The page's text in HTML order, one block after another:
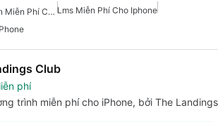
Trình Theo Dõi Thói Quen Miễn Phí Cho Iphone Lms Miễn Phí Cho Iphone
Club
phí
trình miễn phí cho iPhone, bởi The Landings